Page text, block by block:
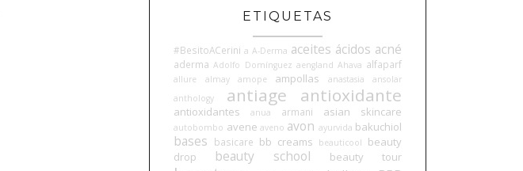
ETIQUETAS
#BesitoACerini a A-Derma aceites ácidos acné
aderma Adolfo Domínguez aengland Ahava alfaparf
allure almay amope ampollas anastasia
ansolar
anthology
antiage antioxidante
antioxidantes anua armani asian skincare
autobombo avene aveno avon ayurvida bakuchiol
bases basicare bb creams beauticool
beauty
drop
beauty school beauty tour